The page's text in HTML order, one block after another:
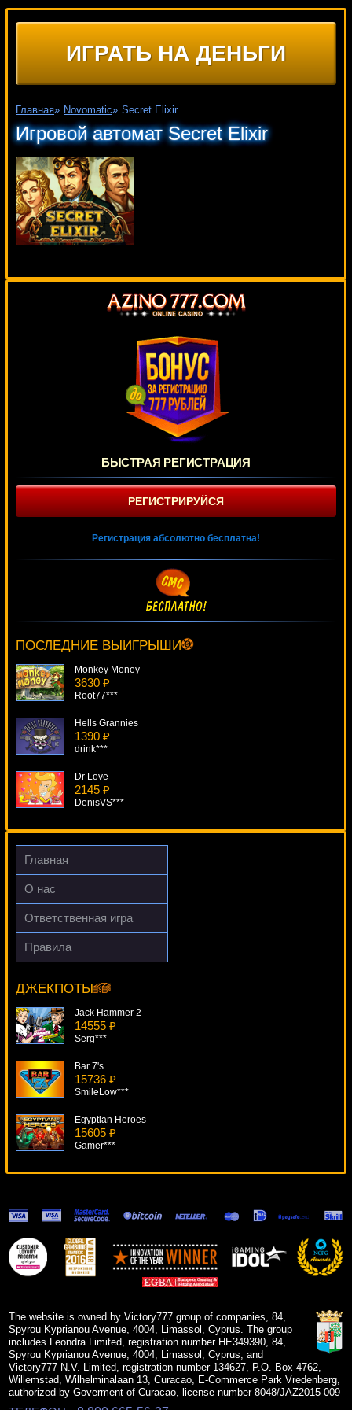
ИГРАТЬ НА ДЕНЬГИ
Главная» Novomatic» Secret Elixir
Игровой автомат Secret Elixir
БЫСТРАЯ РЕГИСТРАЦИЯ
РЕГИСТРИРУЙСЯ
Регистрация абсолютно бесплатна!
ПОСЛЕДНИЕ ВЫИГРЫШИ
drink***
Monkey Money
3630 ₽
Root77***
Hells Grannies
1390 ₽
drink***
Dr Love
2145 ₽
DenisVS***
Ocean Princess
3407 ₽
Lucy***
Главная
О нас
Ответственная игра
Правила
ДЖЕКПОТЫ
Ultra Hot Deluxe
kat***
Jack Hammer 2
14555 ₽
Serg***
Bar 7's
15736 ₽
SmileLow***
Egyptian Heroes
15605 ₽
Gamer***
Sizzling 6
5328 ₽
Root77***
Esmeralda
The website is owned by Victory777 group of companies, 84,
Spyrou Kyprianou Avenue, 4004, Limassol, Cyprus. The group
includes Leondra Limited, registration number HE349390, 84,
Spyrou Kyprianou Avenue, 4004, Limassol, Cyprus, and
Victory777 N.V. Limited, registration number 134627, P.O. Box 4762,
Willemstad, Wilhelminalaan 13, Curacao, E-Commerce Park Vredenberg,
authorized by Goverment of Curacao, license number 8048/JAZ2015-009